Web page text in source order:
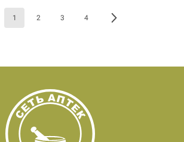
1 2 3 4